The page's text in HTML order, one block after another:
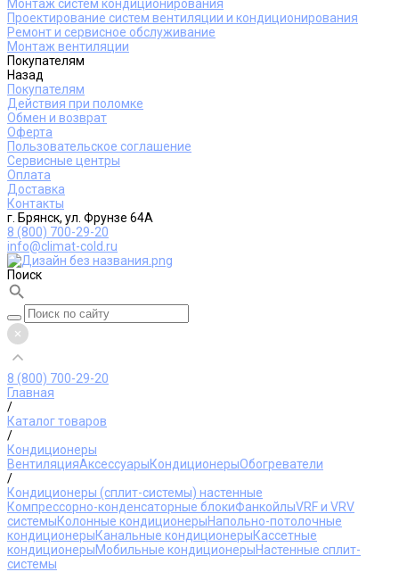
Монтаж систем кондиционирования
Проектирование систем вентиляции и кондиционирования
Ремонт и сервисное обслуживание
Монтаж вентиляции
Покупателям
Назад
Покупателям
Действия при поломке
Обмен и возврат
Оферта
Пользовательское соглашение
Сервисные центры
Оплата
Доставка
Контакты
г. Брянск, ул. Фрунзе 64А
8 (800) 700-29-20
info@climat-cold.ru
Поиск
8 (800) 700-29-20
Главная
/
Каталог товаров
/
Кондиционеры
ВентиляцияАксессуарыКондиционерыОбогреватели
/
Кондиционеры (сплит-системы) настенные
Компрессорно-конденсаторные блокиФанкойлыVRF и VRV
системыКолонные кондиционерыНапольно-потолочные
кондиционерыКанальные кондиционерыКассетные
кондиционерыМобильные кондиционерыНастенные сплит-
системы